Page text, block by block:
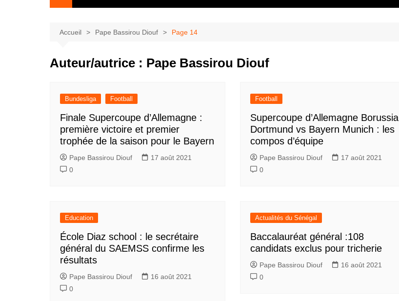
Accueil Pape Bassirou Diouf Page 14
Auteur/autrice : Pape Bassirou Diouf
Bundesliga Football
Finale Supercoupe d’Allemagne :
première victoire et premier
trophée de la saison pour le Bayern
Pape Bassirou Diouf
17 août 2021
0
Football
Supercoupe d’Allemagne Borussia
Dortmund vs Bayern Munich : les
compos d’équipe
Pape Bassirou Diouf
17 août 2021
0
Education
École Diaz school : le secrétaire
général du SAEMSS confirme les
résultats
Pape Bassirou Diouf
16 août 2021
0
Actualités du Sénégal
Baccalauréat général :108
candidats exclus pour tricherie
Pape Bassirou Diouf
16 août 2021
0